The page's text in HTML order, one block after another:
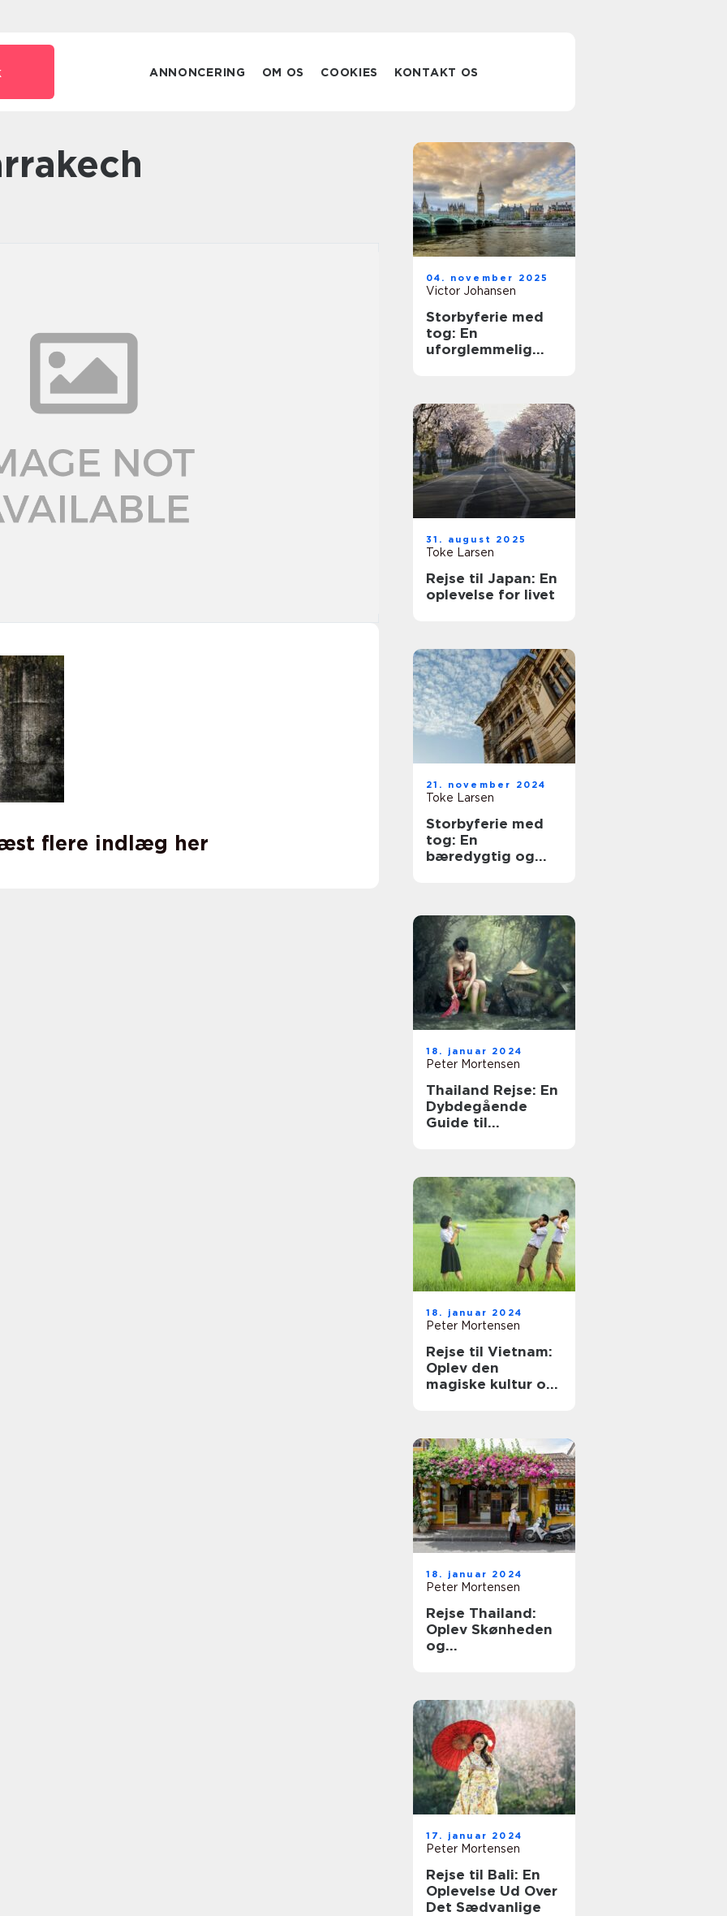
ANNONCERING OM OS COOKIES KONTAKT OS
flere indlæg her
04. november 2025
Victor Johansen
Storbyferie med
tog: En
uforglemmelig
31. august 2025
Toke Larsen
Rejse til Japan: En
oplevelse for livet
21. november 2024
Toke Larsen
Storbyferie med
tog: En
bæredygtig og
18. januar 2024
Peter Mortensen
Thailand Rejse: En
Dybdegående
Guide til
18. januar 2024
Peter Mortensen
Rejse til Vietnam:
Oplev den
magiske kultur og
18. januar 2024
Peter Mortensen
Rejse Thailand:
Oplev Skønheden
og
17. januar 2024
Peter Mortensen
Rejse til Bali: En
Oplevelse Ud Over
Det Sædvanlige